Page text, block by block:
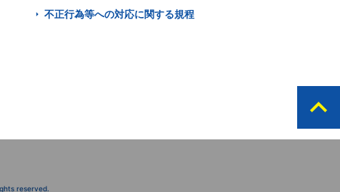
不正行為等への対応に関する規程
reserved.
expand_less